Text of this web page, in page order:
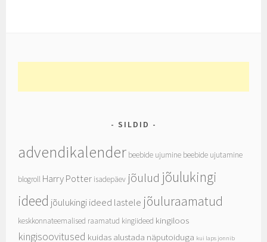
SILDID
advendikalender beebide ujumine beebide ujutamine
blogroll Harry Potter isadepäev jõulud jõulukingi
ideed jõulukingi ideed lastele jõuluraamatud
keskkonnateemalised raamatud kingiideed kingiloos
kingisoovitused kuidas alustada näputoiduga kui laps jonnib